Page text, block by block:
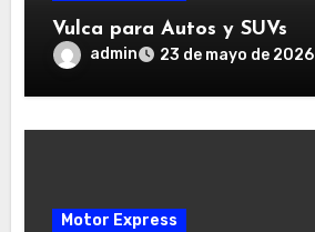
Vulca para Autos y SUVs
admin 23 de mayo de 2026
Motor Express